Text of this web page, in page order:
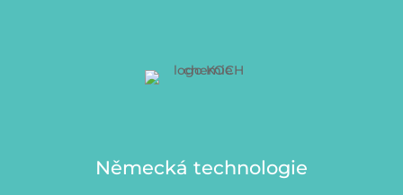
Německá technologie